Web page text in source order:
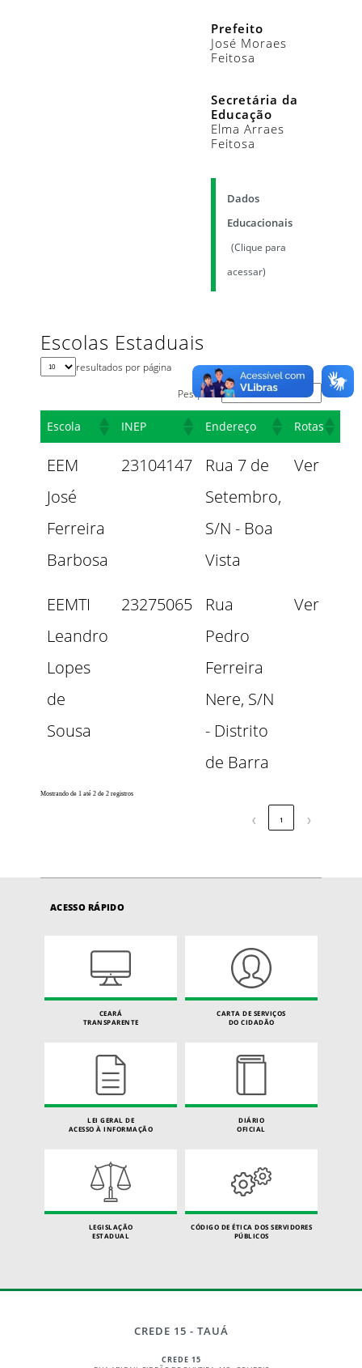
Prefeito
José Moraes
Feitosa
Secretária da
Educação
Elma Arraes
Feitosa
Dados
Educacionais
(Clique para
acessar)
Escolas Estaduais
resultados por página
Pesquisar
Escola INEP Endereço Rotas
EEM
José
Ferreira
Barbosa
23104147
Rua 7 de
Setembro,
S/N - Boa
Vista
Ver
EEMTI
Leandro
Lopes
de
Sousa
23275065
Rua
Pedro
Ferreira
Nere, S/N
- Distrito
de Barra
Ver
Mostrando de 1 até 2 de 2 registros
❮ 1 ❯
ACESSO RÁPIDO
CEARÁ
TRANSPARENTE
CARTA DE SERVIÇOS
DO CIDADÃO
LEI GERAL DE
ACESSO À INFORMAÇÃO
DIÁRIO
OFICIAL
LEGISLAÇÃO
ESTADUAL
CÓDIGO DE ÉTICA DOS SERVIDORES
PÚBLICOS
CREDE 15 - TAUÁ
CREDE 15